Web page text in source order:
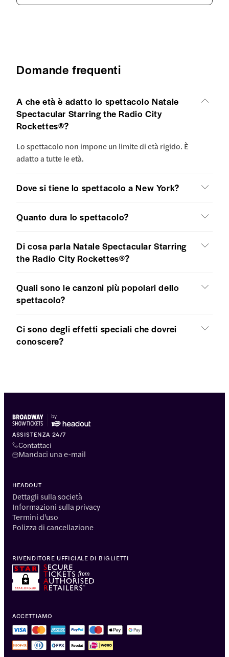
Domande frequenti
A che età è adatto lo spettacolo Natale
Spectacular Starring the Radio City
Rockettes®?
Lo spettacolo non impone un limite di età rigido. È
adatto a tutte le età.
Dove si tiene lo spettacolo a New York?
Quanto dura lo spettacolo?
Di cosa parla Natale Spectacular Starring
the Radio City Rockettes®?
Quali sono le canzoni più popolari dello
spettacolo?
Ci sono degli effetti speciali che dovrei
conoscere?
ASSISTENZA 24/7
Contattaci
Mandaci una e-mail
HEADOUT
Dettagli sulla società
Informazioni sulla privacy
Termini d'uso
Polizza di cancellazione
ACCETTIAMO
RIVENDITORE UFFICIALE DI BIGLIETTI